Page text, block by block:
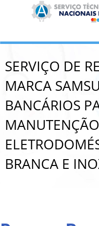
SERVIÇO DE
MARCA
BANCÁRIOS
BRANCA E